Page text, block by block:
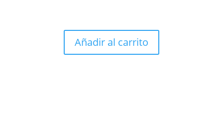
Añadir al carrito